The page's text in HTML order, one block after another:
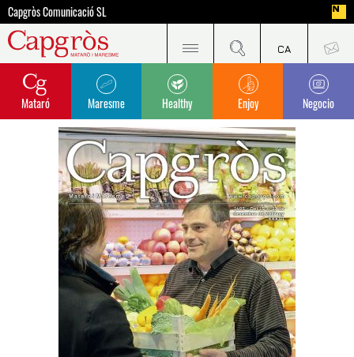
Capgròs Comunicació SL
Mataró Maresme Healthy Enjoy Negocio